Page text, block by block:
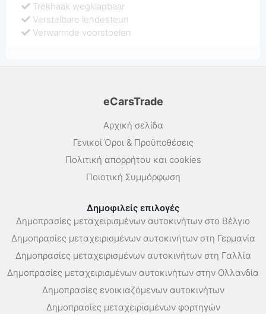
Trekhaak wegklapbaar
Verstelbare lendesteun
Verwarmde voorstoelen
eCarsTrade
Αρχική σελίδα
Γενικοί Όροι & Προϋποθέσεις
Πολιτική απορρήτου και cookies
Ποιοτική Συμμόρφωση
Δημοφιλείς επιλογές
Δημοπρασίες μεταχειρισμένων αυτοκινήτων στο Βέλγιο
Δημοπρασίες μεταχειρισμένων αυτοκινήτων στη Γερμανία
Δημοπρασίες μεταχειρισμένων αυτοκινήτων στη Γαλλία
Δημοπρασίες μεταχειρισμένων αυτοκινήτων στην Ολλανδία
Δημοπρασίες ενοικιαζόμενων αυτοκινήτων
Δημοπρασίες μεταχειρισμένων φορτηγών